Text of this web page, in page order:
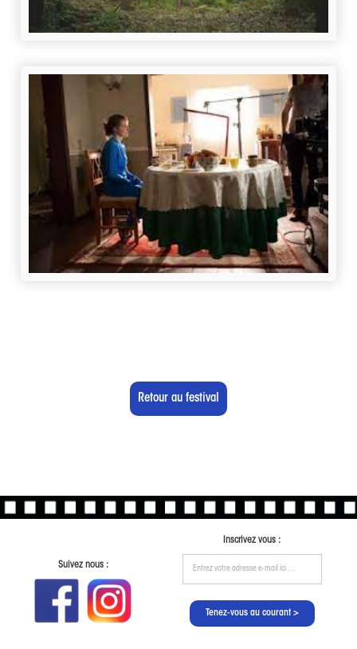
Retour au festival
Suivez nous :
Inscrivez vous :